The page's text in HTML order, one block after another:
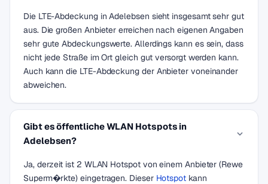
Die LTE-Abdeckung in Adelebsen sieht insgesamt sehr gut
aus. Die großen Anbieter erreichen nach eigenen Angaben
sehr gute Abdeckungswerte. Allerdings kann es sein, dass
nicht jede Straße im Ort gleich gut versorgt werden kann.
Auch kann die LTE-Abdeckung der Anbieter voneinander
abweichen.
Gibt es öffentliche WLAN Hotspots in
Adelebsen?
Ja, derzeit ist 2 WLAN Hotspot von einem Anbieter (Rewe
Superm�rkte) eingetragen. Dieser Hotspot kann